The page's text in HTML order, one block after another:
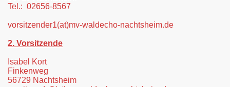
Tel.: 02656-8567
vorsitzender1(at)mv-waldecho-nachtsheim.de
2. Vorsitzende
Isabel Kort
Finkenweg
56729 Nachtsheim